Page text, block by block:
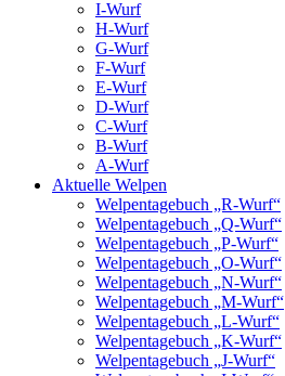
I-Wurf
H-Wurf
G-Wurf
F-Wurf
E-Wurf
D-Wurf
C-Wurf
B-Wurf
A-Wurf
Aktuelle Welpen
Welpentagebuch „R-Wurf“
Welpentagebuch „Q-Wurf“
Welpentagebuch „P-Wurf“
Welpentagebuch „O-Wurf“
Welpentagebuch „N-Wurf“
Welpentagebuch „M-Wurf“
Welpentagebuch „L-Wurf“
Welpentagebuch „K-Wurf“
Welpentagebuch „J-Wurf“